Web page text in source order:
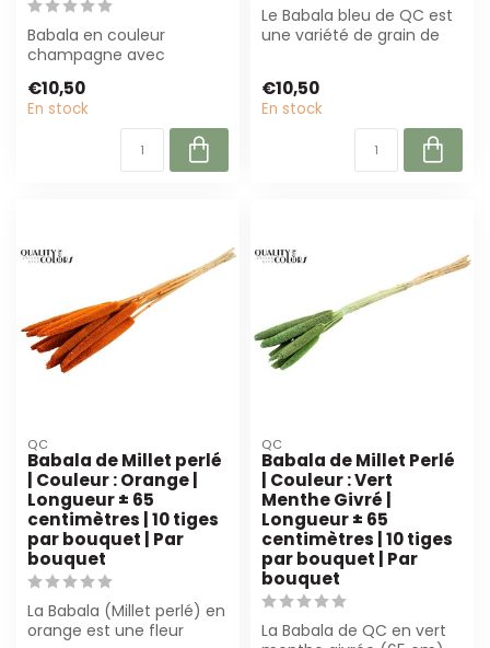
Babala en couleur
champagne avec
Parfait pour des com...
€10,50
En stock
Le Babala bleu de QC est
une variété de grain de
€10,50
En stock
QC
Babala de Millet perlé
| Couleur : Orange |
Longueur ± 65
centimètres | 10 tiges
par bouquet | Par
bouquet
La Babala (Millet perlé) en
orange est une fleur
QC
Babala de Millet Perlé
| Couleur : Vert
Menthe Givré |
Longueur ± 65
centimètres | 10 tiges
par bouquet | Par
bouquet
La Babala de QC en vert